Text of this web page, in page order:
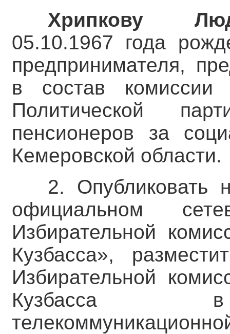
Хрипкову
05.10.1967 года
предпринимателя,
в состав комиссии
Политической
пенсионеров за
Кемеровской области.
2. Опубликовать
официальном
Избирательной
Кузбасса»,
Избирательной
Кузбасса в